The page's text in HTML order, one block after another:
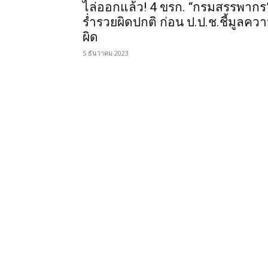
ไล่ออกแล้ว! 4 ขรก. “กรมสรรพากร
ร่ำรวยผิดปกติ ก่อน ป.ป.ช.ชี้มูลคว
ผิด
5 ธันวาคม 2023